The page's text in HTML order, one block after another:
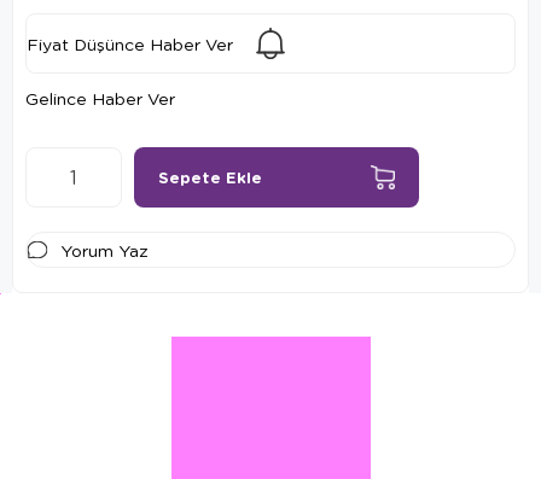
Fiyat Düşünce Haber Ver
Gelince Haber Ver
Yorum Yaz